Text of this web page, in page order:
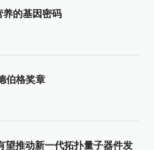
养的基因密码
伯格奖章
望推动新一代拓扑量子器件发